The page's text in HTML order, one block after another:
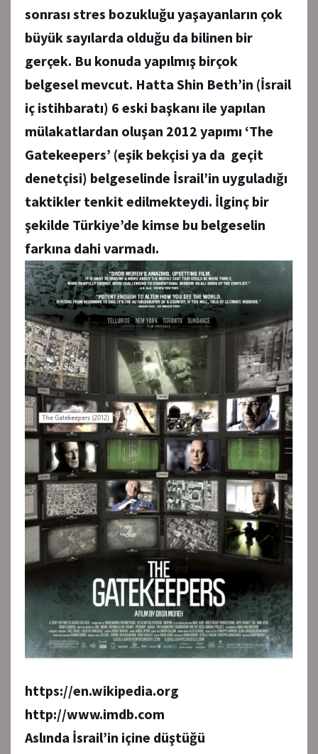
sonrası stres bozukluğu yaşayanların çok
büyük sayılarda olduğu da bilinen bir
gerçek. Bu konuda yapılmış birçok
belgesel mevcut. Hatta Shin Beth’in (İsrail
iç istihbaratı) 6 eski başkanı ile yapılan
mülakatlardan oluşan 2012 yapımı ‘The
Gatekeepers’ (eşik bekçisi ya da geçit
denetçisi) belgeselinde İsrail’in uyguladığı
taktikler tenkit edilmekteydi. İlginç bir
şekilde Türkiye’de kimse bu belgeselin
farkına dahi varmadı.
https://en.wikipedia.org
http://www.imdb.com
Aslında İsrail’in içine düştüğü